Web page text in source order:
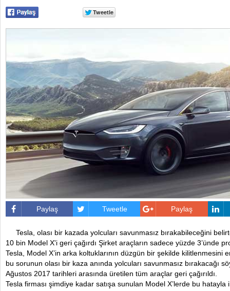
Paylaş Tweetle Paylaş
Tesla, olası bir kazada yolcuları savunmasız bırakabileceğini
10 bin Model X'i geri çağırdı Şirket araçların sadece yüzde 3’ünde
Tesla, Model X’in arka koltuklarının düzgün bir şekilde kilitlenmesini
bu sorunun olası bir kaza anında yolcuları savunmasız bırakacağı
Ağustos 2017 tarihleri arasında üretilen tüm araçlar geri çağırıldı.
Tesla firması şimdiye kadar satışa sunulan Model X’lerde bu hatayla